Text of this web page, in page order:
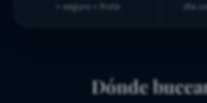
+ seguro + fruta día
Dónde